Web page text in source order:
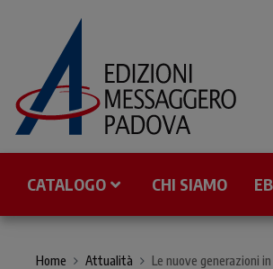
CATALOGO CHI SIAMO
Home Attualità Le nuove generazioni